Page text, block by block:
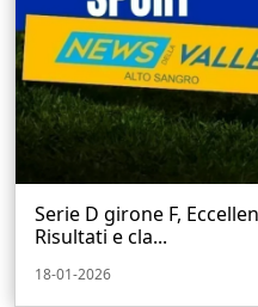
Serie D girone F,
Risultati e cla...
18-01-2026